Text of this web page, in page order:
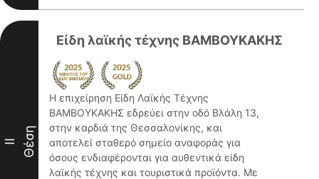
II Θέση
Είδη λαϊκής τέχνης ΒΑΜΒΟΥΚΑΚΗΣ
Η επιχείρηση Είδη Λαϊκής Τέχνης
ΒΑΜΒΟΥΚΑΚΗΣ εδρεύει στην οδό Βλάλη 13,
στην καρδιά της Θεσσαλονίκης, και
αποτελεί σταθερό σημείο αναφοράς για
όσους ενδιαφέρονται για αυθεντικά είδη
λαϊκής τέχνης και τουριστικά προϊόντα. Με